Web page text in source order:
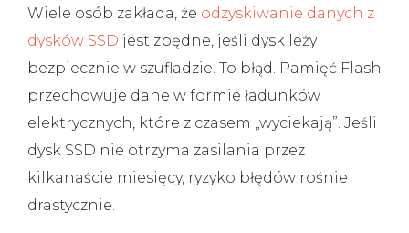
Wiele osób zakłada, że odzyskiwanie danych z
dysków SSD jest zbędne, jeśli dysk leży
bezpiecznie w szufladzie. To błąd. Pamięć Flash
przechowuje dane w formie ładunków
elektrycznych, które z czasem „wyciekają”. Jeśli
dysk SSD nie otrzyma zasilania przez
kilkanaście miesięcy, ryzyko błędów rośnie
drastycznie.